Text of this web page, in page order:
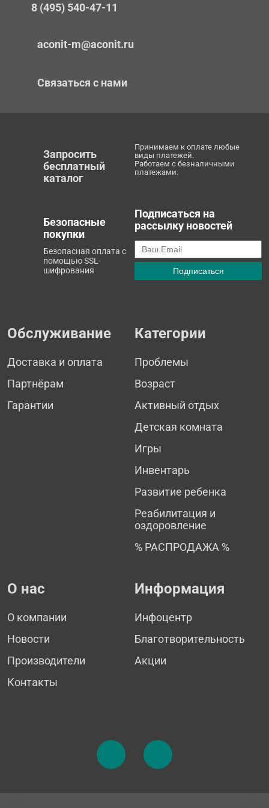
8 (495) 540-47-11
aconit-m@aconit.ru
Связаться с нами
Запросить
бесплатный
каталог
Принимаем к оплате любые
виды платежей.
Работаем с безналичными
платежами.
Безопасные
покупки
Безопасная оплата с
помощью SSL-
шифрования
Подписаться на
рассылку новостей
Обслуживание
Доставка и оплата
Партнёрам
Гарантии
Категории
Проблемы
Возраст
Активный отдых
Детская комната
Игры
Инвентарь
Развитие ребенка
Реабилитация и
оздоровление
% РАСПРОДАЖА %
О нас
О компании
Новости
Производители
Контакты
Информация
Инфоцентр
Благотворительность
Акции